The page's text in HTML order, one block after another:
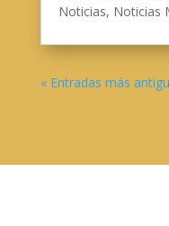
Noticias, Noticias
« Entradas más